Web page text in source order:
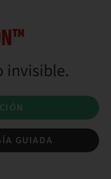
invisible.
GUIADA